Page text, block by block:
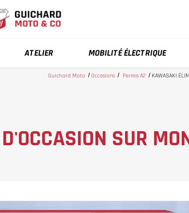
ATELIER MOBILITÉ ÉLECTRIQUE
Guichard Moto Occasions Permis A2 KAWASAKI
SUR